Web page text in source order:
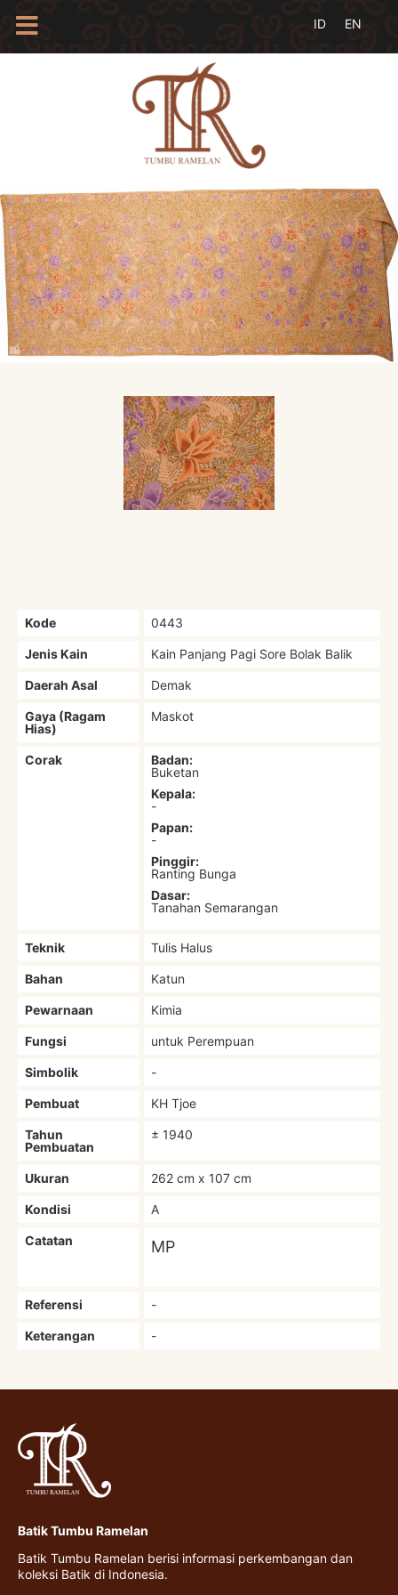
PROFIL
INSAN
BATIK
KAMUS
BATIK
KATALOG
BATIK
TANYA
Kode 0443
Jenis Kain Kain Panjang Pagi Sore Bolak Balik
Daerah Asal Demak
Gaya (Ragam
Hias)
Maskot
Corak
Badan:
Buketan
Kepala:
-
Papan:
-
Pinggir:
Ranting Bunga
Dasar:
Tanahan Semarangan
Teknik Tulis Halus
Bahan Katun
Pewarnaan Kimia
Fungsi untuk Perempuan
Simbolik -
Pembuat KH Tjoe
Tahun
Pembuatan
± 1940
Ukuran 262 cm x 107 cm
Kondisi A
Catatan MP
Referensi -
Keterangan -
Batik Tumbu Ramelan
Batik Tumbu Ramelan berisi informasi perkembangan dan
koleksi Batik di Indonesia.